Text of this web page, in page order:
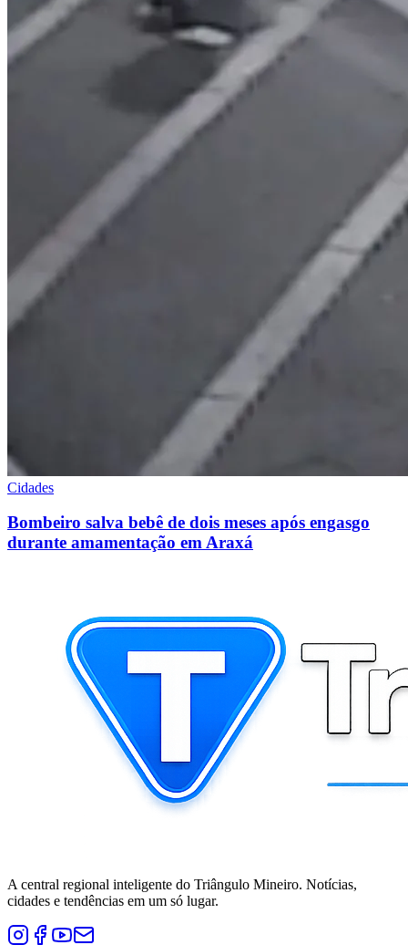
Cidades
Bombeiro salva bebê de dois meses após engasgo
durante amamentação em Araxá
A central regional inteligente do Triângulo Mineiro. Notícias,
cidades e tendências em um só lugar.